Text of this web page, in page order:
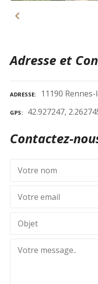
Adresse et
ADRESSE 11190
GPS 42.927247,
Contactez-